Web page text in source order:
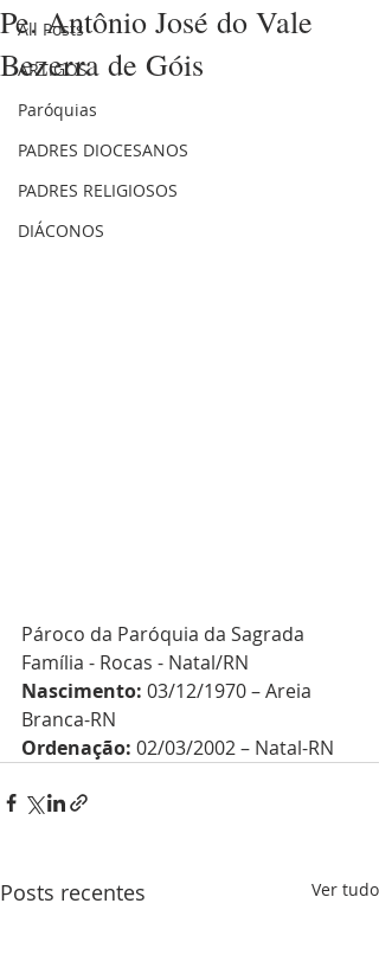
All Posts
ARTIGOS
Paróquias
PADRES DIOCESANOS
PADRES RELIGIOSOS
DIÁCONOS
Pe. Antônio José do Vale
Bezerra de Góis
Pároco da Paróquia da Sagrada
Família - Rocas - Natal/RN
Nascimento: 03/12/1970 – Areia
Branca-RN
Ordenação: 02/03/2002 – Natal-RN
Posts recentes Ver tudo